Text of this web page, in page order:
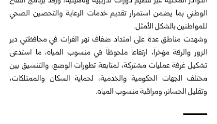
الوطني بما يضمن استمرار تقديم ‏خدمات الرعاية والتحصين الصحي
للمواطنين بالشكل ‏الأمثل‎.‎
وشهدت مناطق عدة على امتداد ضفاف نهر الفرات في ‏محافظتي ‌‏دير
‏الزور ‌‏والرقة مؤخراً، ‏ارتفاعاً ملحوظاً في ‌‏منسوب ‏المياه، ما استدعى
تشكيل غرفة ‏عمليات ‏مشتركة، ‏لمتابعة تطورات الوضع، والتنسيق بين
مختلف ‏الجهات ‏الحكومية والخدمية، لحماية ‏السكان ‏والممتلكات،
وتقليل ‏الخسائر، ومراقبة ‏منسوب المياه.